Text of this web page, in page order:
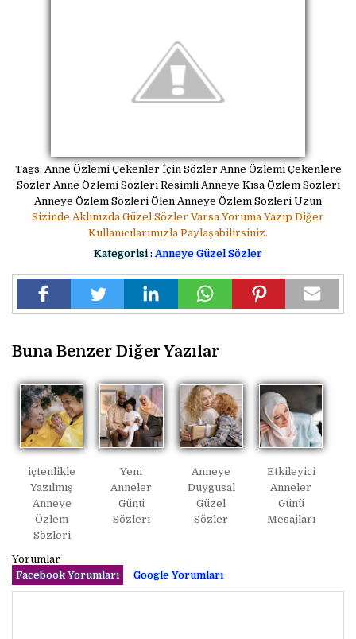
Tags: Anne Özlemi Çekenler İçin Sözler Anne Özlemi Çekenlere
Sözler Anne Özlemi Sözleri Resimli Anneye Kısa Özlem Sözleri
Anneye Özlem Sözleri Ölen Anneye Özlem Sözleri Uzun
Sizinde Aklınızda Güzel Sözler Varsa Yoruma Yazıp Diğer
Kullanıcılarımızla Paylaşabilirsiniz.
Kategorisi : Anneye Güzel Sözler
Buna Benzer Diğer Yazılar
içtenlikle
Yazılmış
Anneye
Özlem
Sözleri
Yeni
Anneler
Günü
Sözleri
Anneye
Duygusal
Güzel
Sözler
Etkileyici
Anneler
Günü
Mesajları
Yorumlar
Facebook Yorumları
Google Yorumları